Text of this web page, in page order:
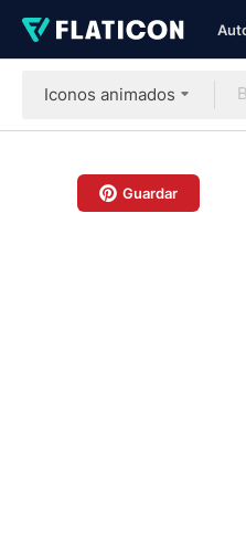
Iconos animados
Guardar